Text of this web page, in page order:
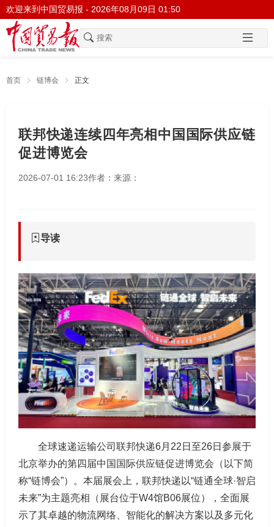
欢迎来到中国贸易报 - 2026年08月09日 01:50
首页 链博会 正文
联邦快递连续四年亮相中国国际供应链
促进博览会
2026-07-01 16:23作者： 来源：
导读
全球速递运输公司联邦快递6月22日至26日参展于
北京举办的第四届中国国际供应链促进博览会（以下简
称“链博会”）。本届展会上，联邦快递以“链通全球·智启
未来”为主题亮相（展台位于W4馆B06展位），全面展
示了其卓越的物流网络、智能化的解决方案以及多元化